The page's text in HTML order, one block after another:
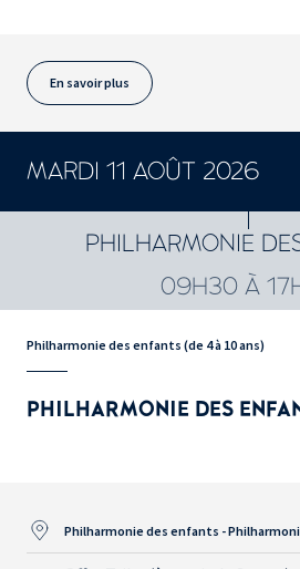
En savoir plus
MARDI 11 AOÛT 2026
PHILHARMONIE
09H30 À
Philharmonie des enfants (de 4 à 10 ans)
PHILHARMONIE DES
Philharmonie des enfants -